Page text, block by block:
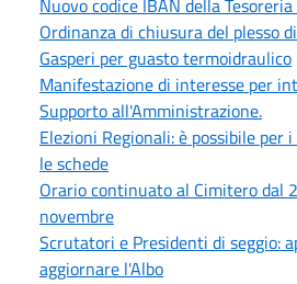
Nuovo codice IBAN della
Ordinanza di chiusura del plesso
Gasperi per guasto termoidraulico
Manifestazione di interesse per
Supporto all'Amministrazione.
Elezioni Regionali: è possibile
le schede
Orario continuato al Cimitero dal
novembre
Scrutatori e Presidenti di seggio:
aggiornare l'Albo